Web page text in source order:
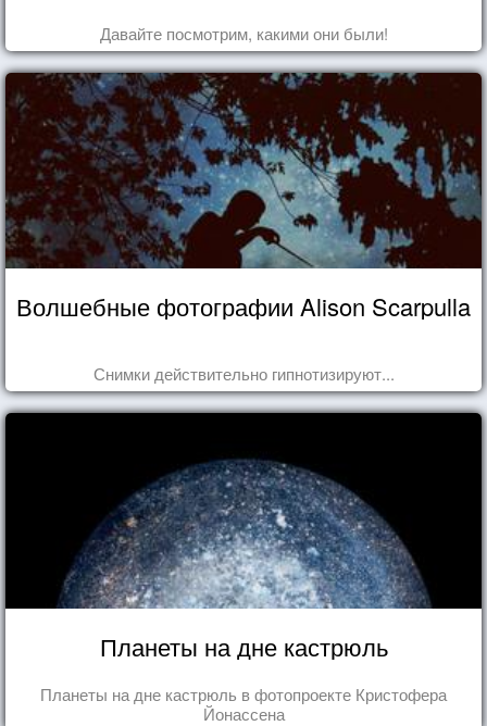
Давайте посмотрим, какими они были!
Волшебные фотографии Alison Scarpulla
Снимки действительно гипнотизируют...
Планеты на дне кастрюль
Планеты на дне кастрюль в фотопроекте Кристофера
Йонассена